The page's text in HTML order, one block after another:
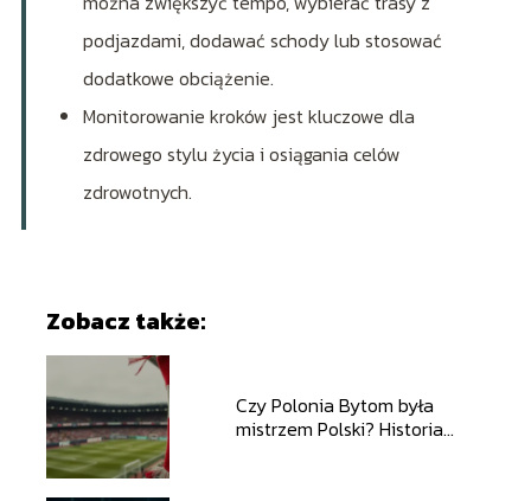
podjazdami, dodawać schody lub stosować
dodatkowe obciążenie.
Monitorowanie kroków jest kluczowe dla
zdrowego stylu życia i osiągania celów
zdrowotnych.
Zobacz także:
Czy Polonia Bytom była
mistrzem Polski? Historia